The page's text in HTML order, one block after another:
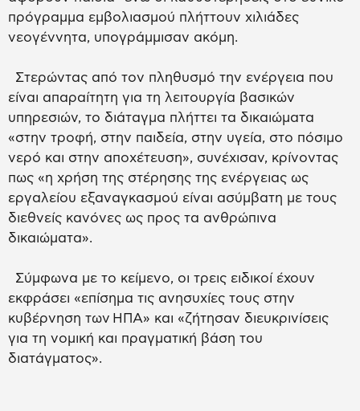
πρόγραμμα εμβολιασμού πλήττουν χιλιάδες
νεογέννητα, υπογράμμισαν ακόμη.
Στερώντας από τον πληθυσμό την ενέργεια που
είναι απαραίτητη για τη λειτουργία βασικών
υπηρεσιών, το διάταγμα πλήττει τα δικαιώματα
«στην τροφή, στην παιδεία, στην υγεία, στο πόσιμο
νερό και στην αποχέτευση», συνέχισαν, κρίνοντας
πως «η χρήση της στέρησης της ενέργειας ως
εργαλείου εξαναγκασμού είναι ασύμβατη με τους
διεθνείς κανόνες ως προς τα ανθρώπινα
δικαιώματα».
Σύμφωνα με το κείμενο, οι τρεις ειδικοί έχουν
εκφράσει «επίσημα τις ανησυχίες τους στην
κυβέρνηση των ΗΠΑ» και «ζήτησαν διευκρινίσεις
για τη νομική και πραγματική βάση του
διατάγματος».